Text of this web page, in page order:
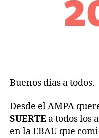
Buenos días a todos.
Desde el AMPA
SUERTE a todos los
en la EBAU que